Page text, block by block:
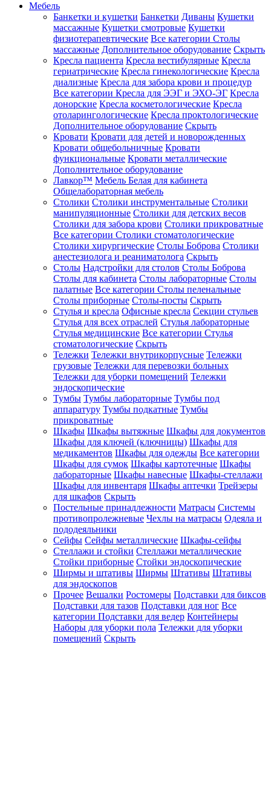
Мебель
Банкетки и кушетки Банкетки Диваны Кушетки
массажные Кушетки смотровые Кушетки
физиотерапевтические Все категории Столы
массажные Дополнительное оборудование Скрыть
Кресла пациента Кресла вестибулярные Кресла
гериатрические Кресла гинекологические Кресла
диализные Кресла для забора крови и процедур
Все категории Кресла для ЭЭГ и ЭХО-ЭГ Кресла
донорские Кресла косметологические Кресла
отоларингологические Кресла проктологические
Дополнительное оборудование Скрыть
Кровати Кровати для детей и новорожденных
Кровати общебольничные Кровати
функциональные Кровати металлические
Дополнительное оборудование
Лавкор™ Мебель Белая для кабинета
Общелабораторная мебель
Столики Столики инструментальные Столики
манипуляционные Столики для детских весов
Столики для забора крови Столики прикроватные
Все категории Столики стоматологические
Столики хирургические Столы Боброва Столики
анестезиолога и реаниматолога Скрыть
Столы Надстройки для столов Столы Боброва
Столы для кабинета Столы лабораторные Столы
палатные Все категории Столы пеленальные
Столы приборные Столы-посты Скрыть
Стулья и кресла Офисные кресла Секции стульев
Стулья для всех отраслей Стулья лабораторные
Стулья медицинские Все категории Стулья
стоматологические Скрыть
Тележки Тележки внутрикорпусные Тележки
грузовые Тележки для перевозки больных
Тележки для уборки помещений Тележки
эндоскопические
Тумбы Тумбы лабораторные Тумбы под
аппаратуру Тумбы подкатные Тумбы
прикроватные
Шкафы Шкафы вытяжные Шкафы для документов
Шкафы для ключей (ключницы) Шкафы для
медикаментов Шкафы для одежды Все категории
Шкафы для сумок Шкафы картотечные Шкафы
лабораторные Шкафы навесные Шкафы-стеллажи
Шкафы для инвентаря Шкафы аптечки Трейзеры
для шкафов Скрыть
Постельные принадлежности Матрасы Системы
противопролежневые Чехлы на матрасы Одеяла и
пододеяльники
Сейфы Сейфы металлические Шкафы-сейфы
Стеллажи и стойки Стеллажи металлические
Стойки приборные Стойки эндоскопические
Ширмы и штативы Ширмы Штативы Штативы
для эндоскопов
Прочее Вешалки Ростомеры Подставки для биксов
Подставки для тазов Подставки для ног Все
категории Подставки для ведер Контейнеры
Наборы для уборки пола Тележки для уборки
помещений Скрыть